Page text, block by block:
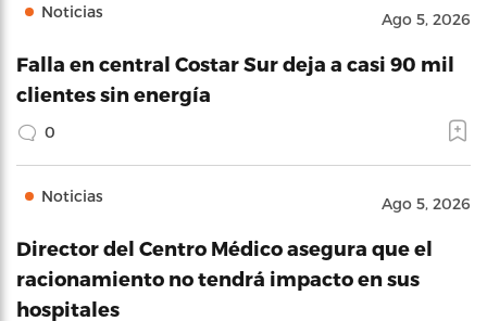
Noticias Ago 5, 2026
Falla en central Costar Sur deja a casi 90 mil
clientes sin energía
0
Noticias Ago 5, 2026
Director del Centro Médico asegura que el
racionamiento no tendrá impacto en sus
hospitales